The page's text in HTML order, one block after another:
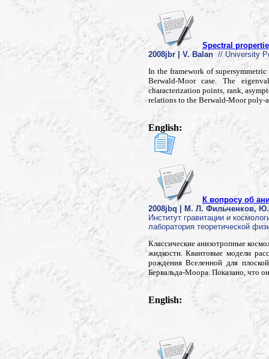
Spectral
2008jbr | V. Balan// University
In the framework of
Berwald-Moor case. The
characterization points, rank,
relations to the Berwald-Moor poly-
English:
К вопросу об
2008jbq | М. Л. Фильченков,
Институт гравитации и
лаборатория теоретической
Классические анизотропные
жидкости. Квантовые модели
рождения Вселенной для
Бервальда-Моора. Показано, что
English: